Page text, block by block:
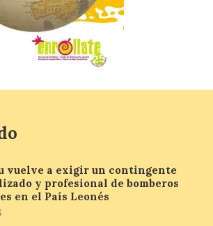
León de…
en
edición de León
Una iniciativa
por la sección
de la Asociación
vuelve a exigir un contingente
y profesional de bomberos
en el País Leonés